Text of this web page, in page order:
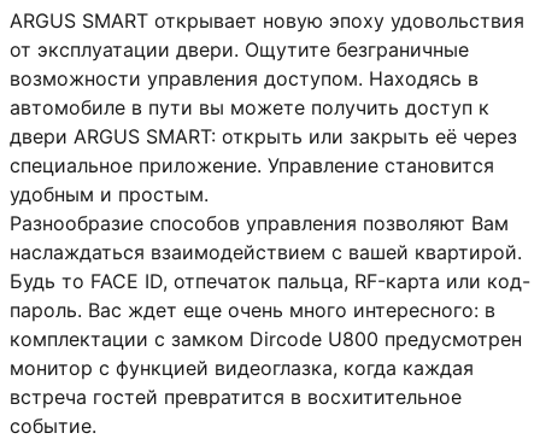
ARGUS SMART открывает новую эпоху удовольствия
от эксплуатации двери. Ощутите безграничные
возможности управления доступом. Находясь в
автомобиле в пути вы можете получить доступ к
двери ARGUS SMART: открыть или закрыть её через
специальное приложение. Управление становится
удобным и простым.
Разнообразие способов управления позволяют Вам
наслаждаться взаимодействием с вашей квартирой.
Будь то FACE ID, отпечаток пальца, RF-карта или код-
пароль. Вас ждет еще очень много интересного: в
комплектации с замком Dircode U800 предусмотрен
монитор с функцией видеоглазка, когда каждая
встреча гостей превратится в восхитительное
событие.